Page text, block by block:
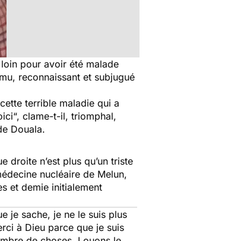
pour avoir été malade
reconnaissant et subjugué
terrible maladie qui a
“, clame-t-il, triomphal,
Douala.
droite n’est plus qu’un triste
nucléaire de Melun,
et demie initialement
je sache, je ne le suis plus
à Dieu parce que je suis